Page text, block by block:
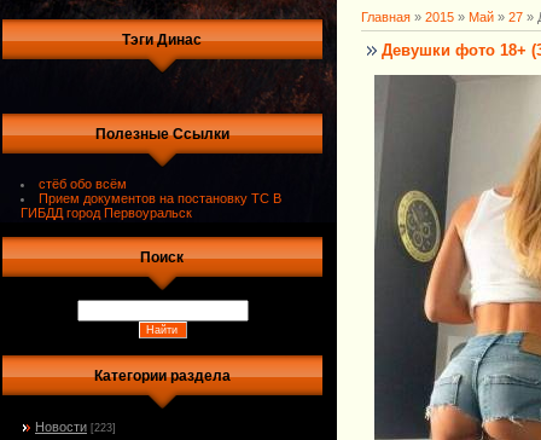
Тэги Динас
Полезные Ссылки
стёб обо всём
Прием документов на постановку ТС В
ГИБДД город Первоуральск
Поиск
Категории раздела
Новости [223]
Главная » 2015 » Май » 27 »
Девушки фото 18+